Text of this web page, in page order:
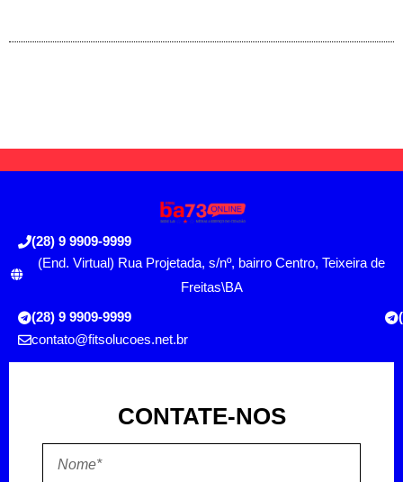
(28) 9 9909-9999
(End. Virtual) Rua Projetada, s/nº, bairro Centro, Teixeira de
Freitas\BA
(28) 9 9909-9999
contato@fitsolucoes.net.br
CONTATE-NOS